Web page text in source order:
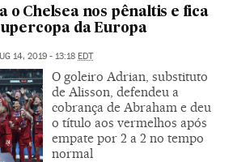
o Chelsea nos pênaltis e fica
da Europa
14, 2019 - 13:18 EDT
O goleiro Adrian, substituto
de Alisson, defendeu a
cobrança de Abraham e deu
o título aos vermelhos após
empate por 2 a 2 no tempo
normal